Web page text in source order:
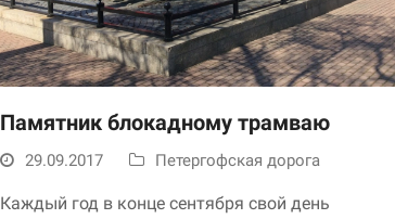
Памятник блокадному трамваю
29.09.2017 Петергофская дорога
Каждый год в конце сентября свой день
Необходимые
этих файлов cookie